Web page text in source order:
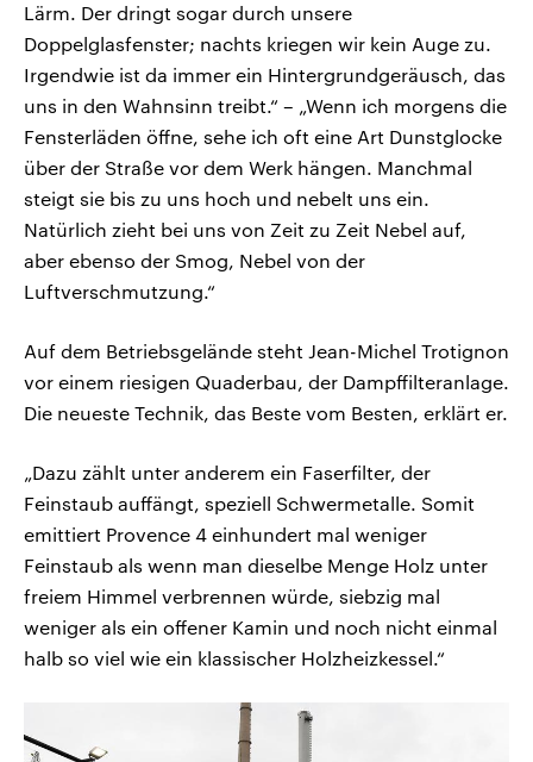
Lärm. Der dringt sogar durch unsere
Doppelglasfenster; nachts kriegen wir kein Auge zu.
Irgendwie ist da immer ein Hintergrundgeräusch, das
uns in den Wahnsinn treibt.“ – „Wenn ich morgens die
Fensterläden öffne, sehe ich oft eine Art Dunstglocke
über der Straße vor dem Werk hängen. Manchmal
steigt sie bis zu uns hoch und nebelt uns ein.
Natürlich zieht bei uns von Zeit zu Zeit Nebel auf,
aber ebenso der Smog, Nebel von der
Luftverschmutzung.“
Auf dem Betriebsgelände steht Jean-Michel Trotignon
vor einem riesigen Quaderbau, der Dampffilteranlage.
Die neueste Technik, das Beste vom Besten, erklärt er.
„Dazu zählt unter anderem ein Faserfilter, der
Feinstaub auffängt, speziell Schwermetalle. Somit
emittiert Provence 4 einhundert mal weniger
Feinstaub als wenn man dieselbe Menge Holz unter
freiem Himmel verbrennen würde, siebzig mal
weniger als ein offener Kamin und noch nicht einmal
halb so viel wie ein klassischer Holzheizkessel.“